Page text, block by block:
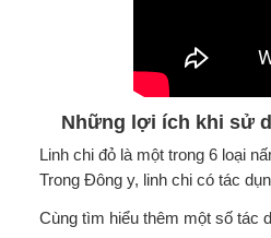
Những lợi ích khi sử
Linh chi đỏ là một trong 6 loại
Trong Đông y, linh chi có tác
Cùng tìm hiểu thêm một số tác